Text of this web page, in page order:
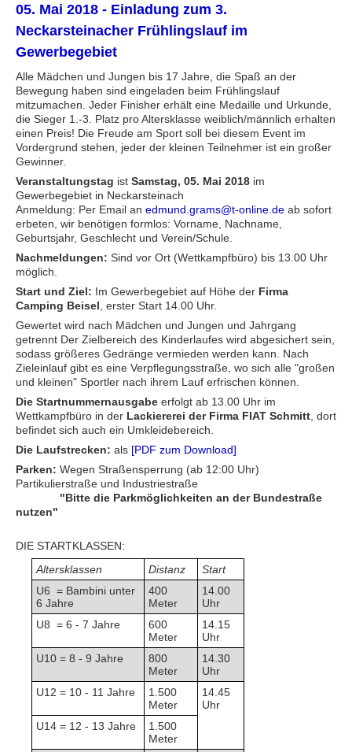
05. Mai 2018 - Einladung zum 3.
Neckarsteinacher Frühlingslauf im
Gewerbegebiet
Alle Mädchen und Jungen bis 17 Jahre, die Spaß an der
Bewegung haben sind eingeladen beim Frühlingslauf
mitzumachen. Jeder Finisher erhält eine Medaille und Urkunde,
die Sieger 1.-3. Platz pro Altersklasse weiblich/männlich erhalten
einen Preis! Die Freude am Sport soll bei diesem Event im
Vordergrund stehen, jeder der kleinen Teilnehmer ist ein großer
Gewinner.
Veranstaltungstag ist Samstag, 05. Mai 2018 im
Gewerbegebiet in Neckarsteinach
Anmeldung: Per Email an edmund.grams@t-online.de ab sofort
erbeten, wir benötigen formlos: Vorname, Nachname,
Geburtsjahr, Geschlecht und Verein/Schule.
Nachmeldungen: Sind vor Ort (Wettkampfbüro) bis 13.00 Uhr
möglich.
Start und Ziel: Im Gewerbegebiet auf Höhe der Firma
Camping Beisel , erster Start 14.00 Uhr.
Gewertet wird nach Mädchen und Jungen und Jahrgang
getrennt Der Zielbereich des Kinderlaufes wird abgesichert sein,
sodass größeres Gedränge vermieden werden kann. Nach
Zieleinlauf gibt es eine Verpflegungsstraße, wo sich alle "großen
und kleinen" Sportler nach ihrem Lauf erfrischen können.
Die Startnummernausgabe erfolgt ab 13.00 Uhr im
Wettkampfbüro in der Lackiererei der Firma FIAT Schmitt , dort
befindet sich auch ein Umkleidebereich.
Die Laufstrecken: als [PDF zum Download]
Parken: Wegen Straßensperrung (ab 12:00 Uhr)
Partikulierstraße und Industriestraße
"Bitte die Parkmöglichkeiten an der Bundestraße
nutzen"
DIE STARTKLASSEN:
Altersklassen
Distanz
Start
U6 = Bambini unter
6 Jahre
400
Meter
14.00
Uhr
U8 = 6 - 7 Jahre
600
Meter
14.15
Uhr
U10 = 8 - 9 Jahre
800
Meter
14.30
Uhr
U12 = 10 - 11 Jahre
1.500
Meter
14.45
Uhr
U14 = 12 - 13 Jahre
1.500
Meter